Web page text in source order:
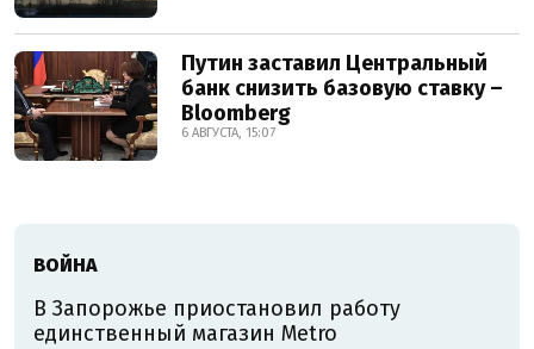
Путин заставил Центральный
банк снизить базовую ставку –
Bloomberg
6 АВГУСТА, 15:07
ВОЙНА
В Запорожье приостановил работу
единственный магазин Metro